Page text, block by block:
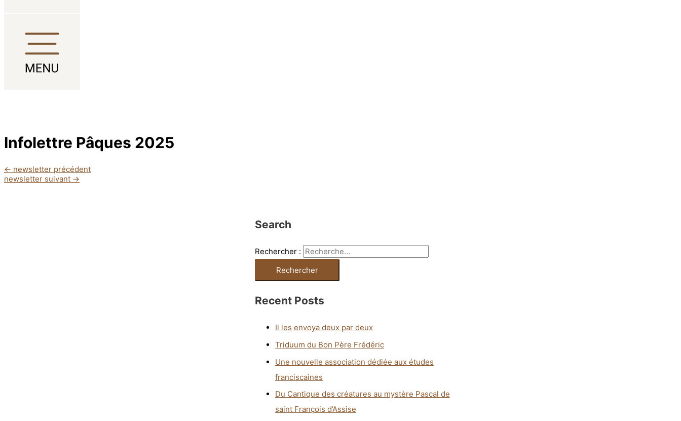
Infolettre Pâques 2025
← newsletter précédent
newsletter suivant →
Search
Rechercher :
Recent Posts
Il les envoya deux par deux
Triduum du Bon Père Frédéric
Une nouvelle association dédiée aux études
franciscaines
Du Cantique des créatures au mystère Pascal de
saint François d’Assise